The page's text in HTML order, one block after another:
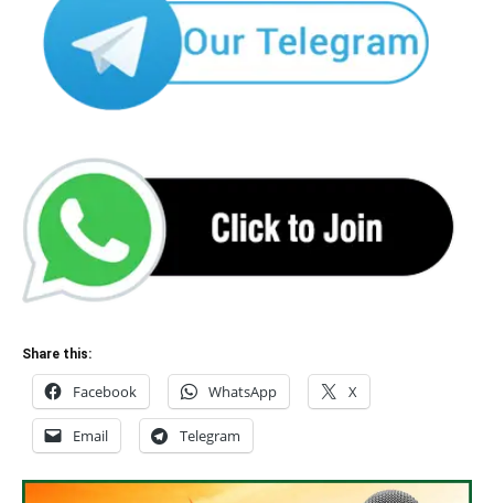
Share this:
Facebook WhatsApp X
Email Telegram